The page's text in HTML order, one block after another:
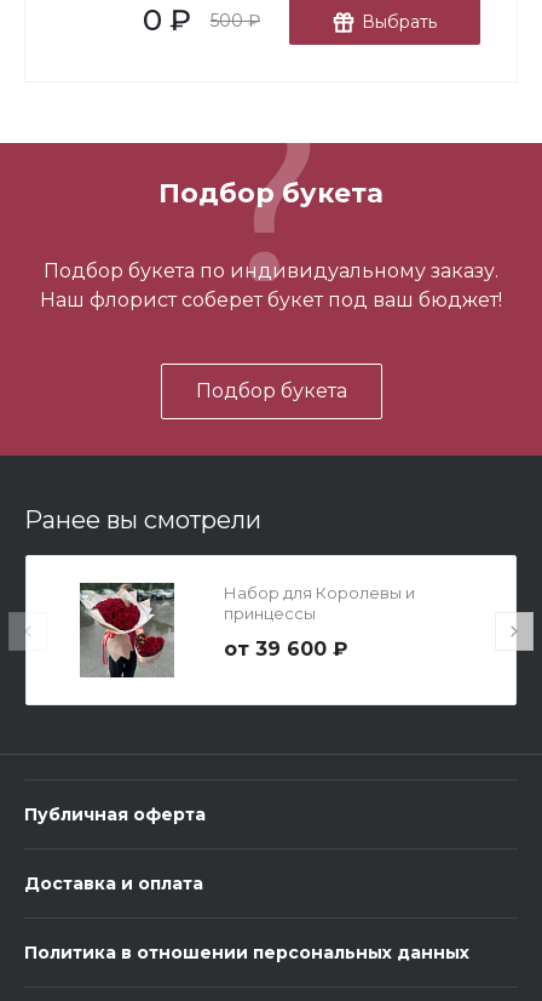
В корзину
-
0 ₽ 500 ₽ Выбрать
Подбор букета
Подбор букета по индивидуальному заказу.
Наш флорист соберет букет под ваш бюджет!
Подбор букета
Ранее вы смотрели
Набор для Королевы и
принцессы
39 600 ₽
Публичная оферта
Доставка и оплата
Политика в отношении персональных данных